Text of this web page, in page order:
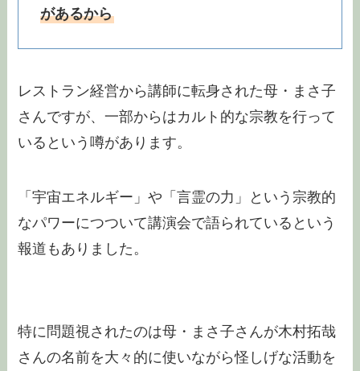
があるから
レストラン経営から講師に転身された母・まさ子
さんですが、一部からはカルト的な宗教を行って
いるという噂があります。
「宇宙エネルギー」や「言霊の力」という宗教的
なパワーにつついて講演会で語られているという
報道もありました。
特に問題視されたのは母・まさ子さんが木村拓哉
さんの名前を大々的に使いながら怪しげな活動を